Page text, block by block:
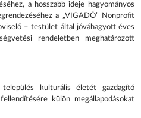
a hosszabb ideje hagyományos
a „VIGADÓ” Nonprofit
– testület által jóváhagyott éves
rendeletben meghatározott
kulturális életét gazdagító
külön megállapodásokat